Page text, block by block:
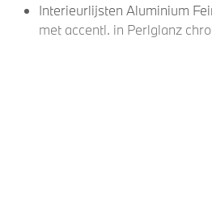
Interieurlijsten Aluminium
met accentl. in Perlglanz